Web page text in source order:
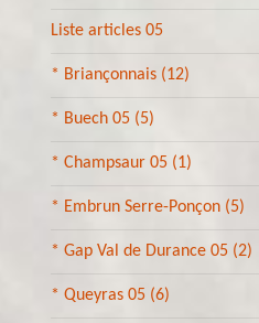
Liste articles 05
* Briançonnais (12)
* Buech 05 (5)
* Champsaur 05 (1)
* Embrun Serre-Ponçon (5)
* Gap Val de Durance 05 (2)
* Queyras 05 (6)